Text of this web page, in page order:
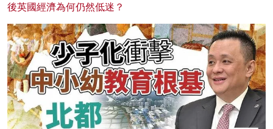
後英國經濟為何仍然低迷？